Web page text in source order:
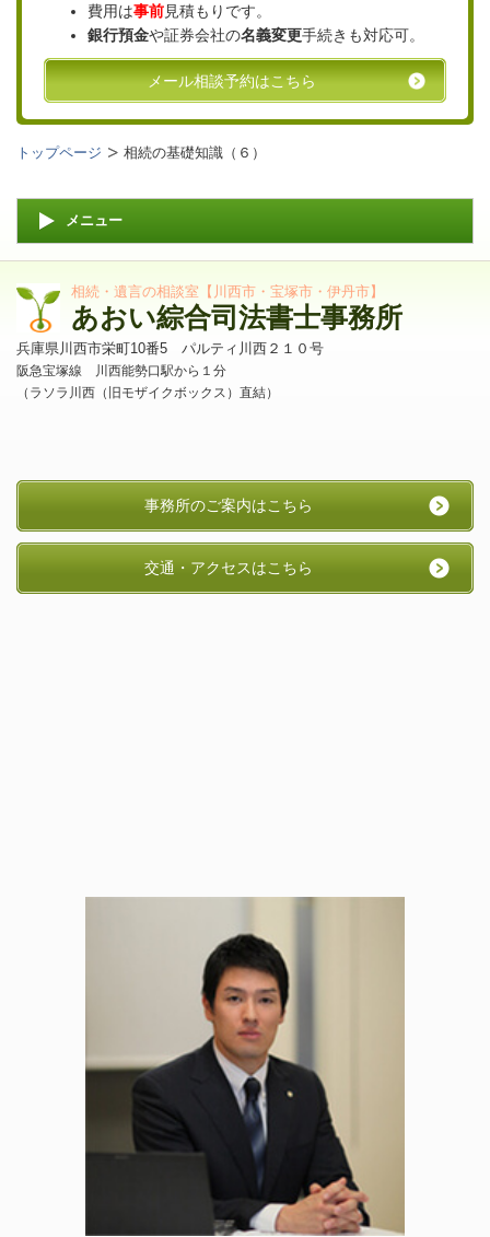
費用は事前見積もりです。
銀行預金や証券会社の名義変更手続きも対応可。
メール相談予約はこちら
トップページ 相続の基礎知識（６）
メニュー
相続・遺言の相談室【川西市・宝塚市・伊丹市】
あおい綜合司法書士事務所
兵庫県川西市栄町10番5 パルティ川西２１０号
阪急宝塚線 川西能勢口駅から１分
（ラソラ川西（旧モザイクボックス）直結）
事務所のご案内はこちら
交通・アクセスはこちら